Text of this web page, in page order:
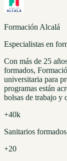
Formación Alcalá
Especialistas en
Con más de 25
formados,
universitaria para
programas están
bolsas de trabajo y
+40k
Sanitarios formados
+20